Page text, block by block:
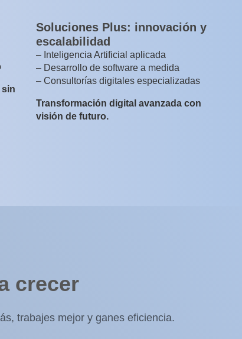
sin
Soluciones Plus: innovación y
escalabilidad
– Inteligencia Artificial aplicada
– Desarrollo de software a medida
– Consultorías digitales especializadas
Transformación digital avanzada con
visión de futuro.
crecer
trabajes mejor y ganes eficiencia.